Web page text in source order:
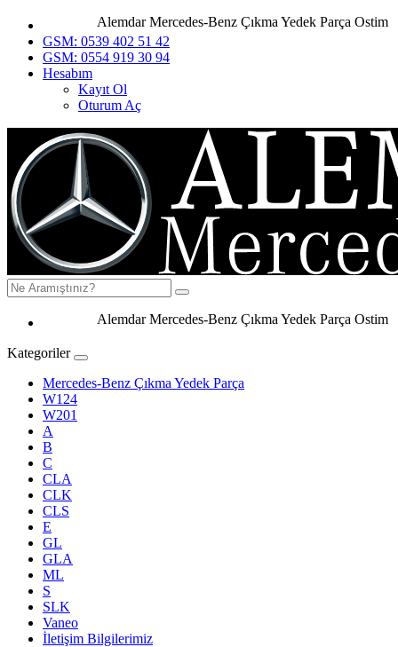
Alemdar Mercedes-Benz Çıkma Yedek Parça Ostim
GSM: 0539 402 51 42
GSM: 0554 919 30 94
Hesabım
Kayıt Ol
Oturum Aç
Alemdar Mercedes-Benz Çıkma Yedek Parça Ostim
Kategoriler
Mercedes-Benz Çıkma Yedek Parça
W124
W201
A
B
C
CLA
CLK
CLS
E
GL
GLA
ML
S
SLK
Vaneo
İletişim Bilgilerimiz